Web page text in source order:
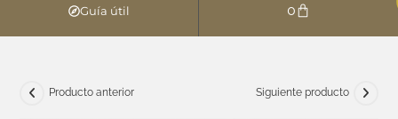
Guía útil 0
Producto anterior Siguiente producto